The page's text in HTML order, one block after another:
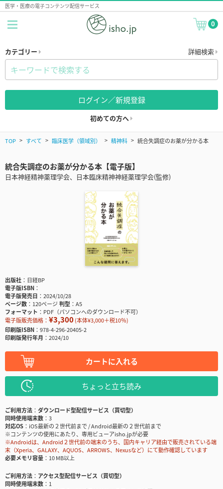
医学・医療の電子コンテンツ配信サービス
0
カテゴリー 詳細検索
ログイン／新規登録
初めての方へ
TOP すべて 臨床医学（領域別） 精神科 統合失調症のお薬が分かる本
統合失調症のお薬が分かる本【電子版】
日本神経精神薬理学会、日本臨床精神神経薬理学会(監修)
出版社
日経BP
電子版ISBN
電子版発売日
2024/10/28
ページ数
120ページ判型
A5
フォーマット
PDF（パソコンへのダウンロード不可）
電子版販売価格： ¥3,300(本体¥3,000＋税10％)
印刷版ISBN
978-4-296-20405-2
印刷版発行年月
2024/10
カートに入れる
ちょっと立ち読み
ご利用方法
ダウンロード型配信サービス（買切型）
同時使用端末数
3
対応OS
iOS最新の２世代前まで / Android最新の２世代前まで
※コンテンツの使用にあたり、専用ビューアisho.jpが必要
※Androidは、Android２世代前の端末のうち、国内キャリア経由で販売されている端
末（Xperia、GALAXY、AQUOS、ARROWS、Nexusなど）にて動作確認しています
必要メモリ容量
10 MB以上
ご利用方法
アクセス型配信サービス（買切型）
同時使用端末数
1